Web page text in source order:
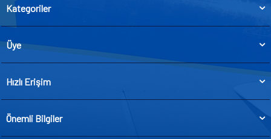
Kategoriler
Üye
Hızlı Erişim
Önemli Bilgiler